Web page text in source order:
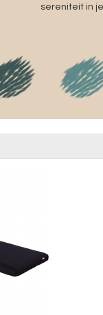
sereniteit in